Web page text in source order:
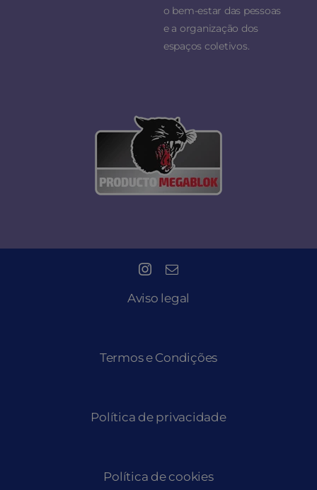
o bem-estar das pessoas
e a organização dos
espaços coletivos.
Aviso legal
Termos e Condições
Política de privacidade
Política de cookies